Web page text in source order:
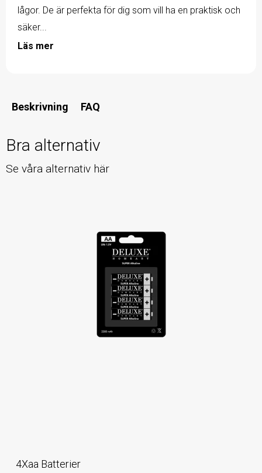
lågor. De är perfekta för dig som vill ha en praktisk och
säker...
Läs mer
Beskrivning FAQ
Bra alternativ
Se våra alternativ här
4Xaa Batterier